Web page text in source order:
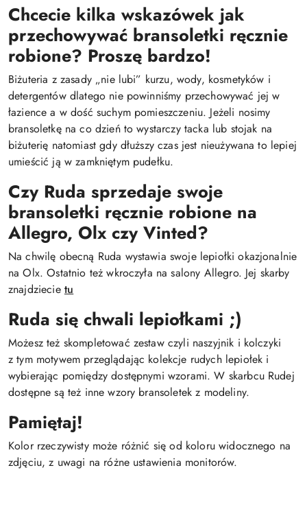
Chcecie kilka wskazówek jak
przechowywać bransoletki ręcznie
robione? Proszę bardzo!
Biżuteria z zasady „nie lubi” kurzu, wody, kosmetyków i
detergentów dlatego nie powinniśmy przechowywać jej w
łazience a w dość suchym pomieszczeniu. Jeżeli nosimy
bransoletkę na co dzień to wystarczy tacka lub stojak na
biżuterię natomiast gdy dłuższy czas jest nieużywana to lepiej
umieścić ją w zamkniętym pudełku.
Czy Ruda sprzedaje swoje
bransoletki ręcznie robione na
Allegro, Olx czy Vinted?
Na chwilę obecną Ruda wystawia swoje lepiołki okazjonalnie
na Olx. Ostatnio też wkroczyła na salony Allegro. Jej skarby
znajdziecie tu
Ruda się chwali lepiołkami ;)
Możesz też skompletować zestaw czyli naszyjnik i kolczyki
z tym motywem przeglądając kolekcje rudych lepiołek i
wybierając pomiędzy dostępnymi wzorami. W skarbcu Rudej
dostępne są też inne wzory bransoletek z modeliny.
Pamiętaj!
Kolor rzeczywisty może różnić się od koloru widocznego na
zdjęciu, z uwagi na różne ustawienia monitorów.